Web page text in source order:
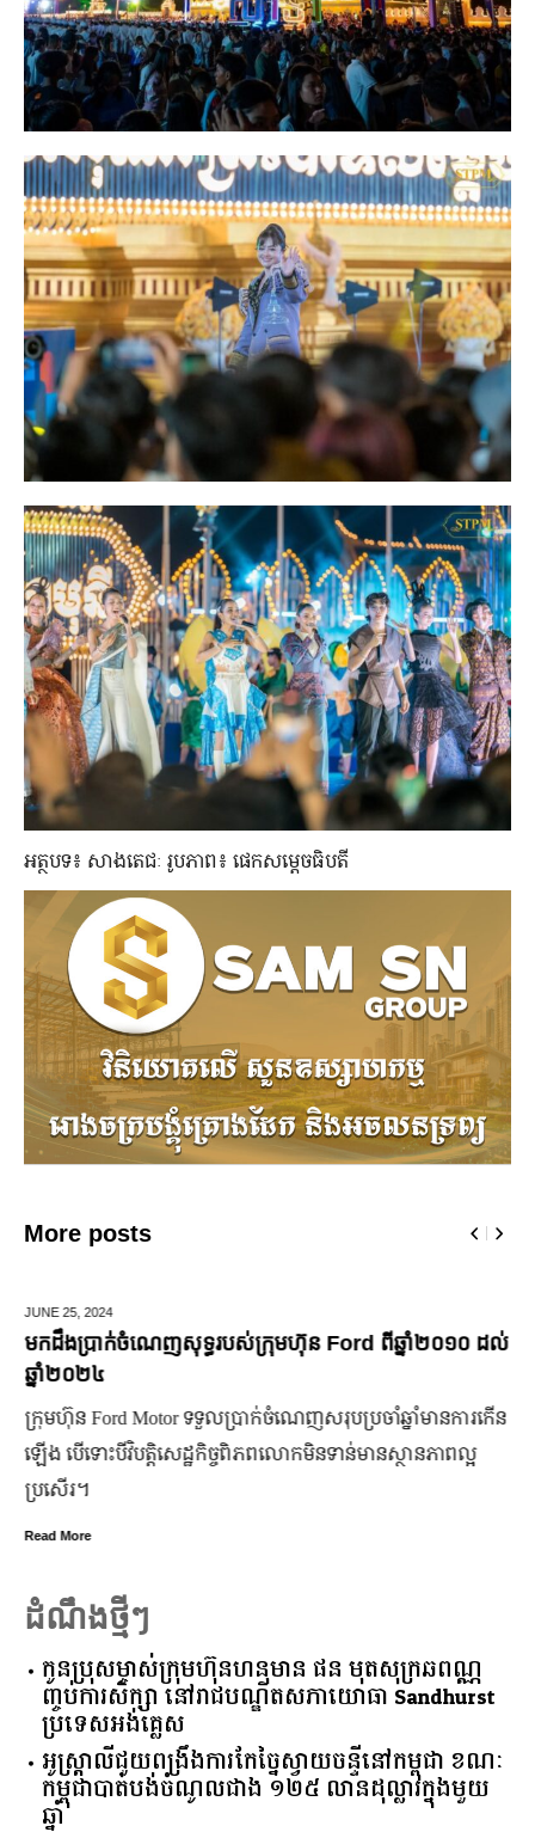
អត្ថបទ៖ សាងតេជៈ រូបភាព៖ ផេកសម្តេចធិបតី
More posts
JUNE 25, 2024
មកដឹងប្រាក់ចំណេញសុទ្ធរបស់ក្រុមហ៊ុន Ford ពីឆ្នាំ២០១០ ដល់
ឆ្នាំ២០២៤
ក្រុមហ៊ុន Ford Motor ទទួលប្រាក់ចំណេញសរុបប្រចាំឆ្នាំមានការកើន
ឡើង បើទោះបីវិបត្តិសេដ្ឋកិច្ចពិភពលោកមិនទាន់មានស្ថានភាពល្អ
ប្រសើរ។
Read More
ដំណឹងថ្មីៗ
កូនប្រុសម្ចាស់ក្រុមហ៊ុនហនុមាន ផន មុតសុក្រឆពណ្ណ
ញ្ចប់ការសិក្សា នៅរាជបណ្ឌិតសភាយោធា Sandhurst
ប្រទេសអង់គ្លេស
អូស្ត្រាលី​ជួយ​ពង្រឹង​ការ​កែច្នៃ​ស្វាយចន្ទី​នៅ​កម្ពុជា​ ​ខណៈ​
កម្ពុជា​បាត់បង់​ចំណូល​ជាង​ ​១២៥​ ​លាន​ដុល្លារ​ក្នុង​មួយ​
ឆ្នាំ​